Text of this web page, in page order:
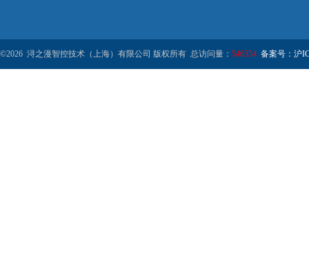
©2026 浔之漫智控技术（上海）有限公司 版权所有 总访问量： 546354 备案号：沪